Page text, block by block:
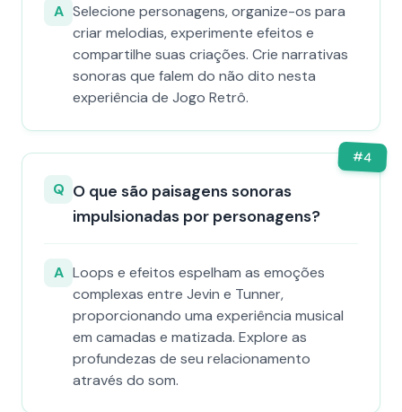
A Selecione personagens, organize-os para
criar melodias, experimente efeitos e
compartilhe suas criações. Crie narrativas
sonoras que falem do não dito nesta
experiência de Jogo Retrô.
#4
Q O que são paisagens sonoras
impulsionadas por personagens?
A Loops e efeitos espelham as emoções
complexas entre Jevin e Tunner,
proporcionando uma experiência musical
em camadas e matizada. Explore as
profundezas de seu relacionamento
através do som.